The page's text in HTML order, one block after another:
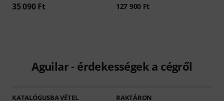
35 090 Ft 127 900 Ft
Aguilar - érdekességek a cégről
KATALÓGUSBA VÉTEL RAKTÁRON